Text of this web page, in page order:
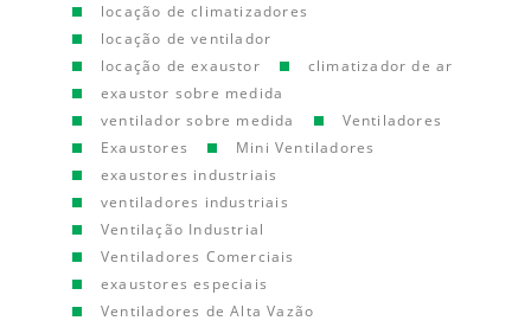
locação de climatizadores
locação de ventilador
locação de exaustor
climatizador de ar
exaustor sobre medida
ventilador sobre medida
Ventiladores
Exaustores
Mini Ventiladores
exaustores industriais
ventiladores industriais
Ventilação Industrial
Ventiladores Comerciais
exaustores especiais
Ventiladores de Alta Vazão